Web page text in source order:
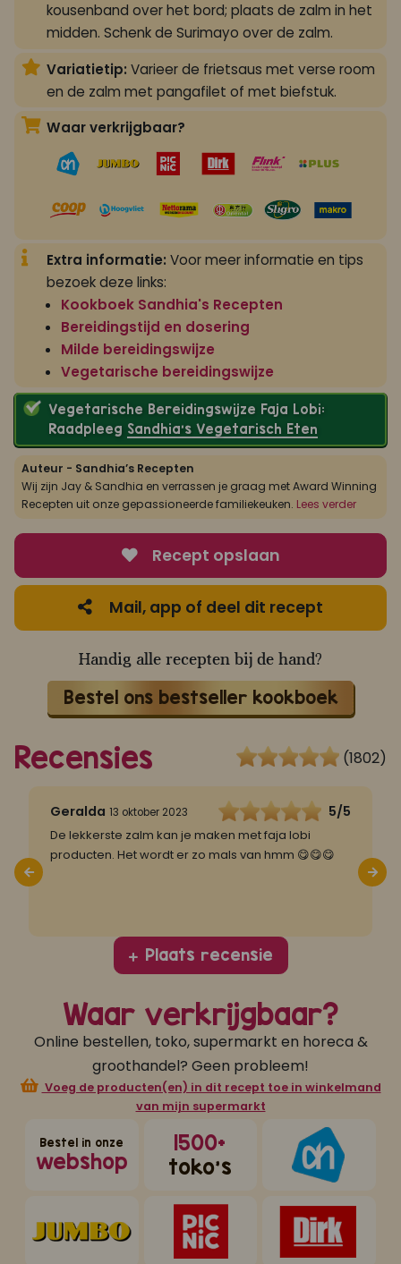
kousenband over het bord; plaats de zalm in het
midden. Schenk de Surimayo over de zalm.
Variatietip: Varieer de frietsaus met verse room
en de zalm met pangafilet of met biefstuk.
Waar verkrijgbaar?
Extra informatie: Voor meer informatie en tips
bezoek deze links:
Kookboek Sandhia's Recepten
Bereidingstijd en dosering
Milde bereidingswijze
Vegetarische bereidingswijze
Vegetarische Bereidingswijze Faja Lobi:
Raadpleeg Sandhia’s Vegetarisch Eten
Auteur - Sandhia’s Recepten
Wij zijn Jay & Sandhia en verrassen je graag met Award Winning
Recepten uit onze gepassioneerde familiekeuken. Lees verder
Recept opslaan
Mail, app of deel dit recept
Handig alle recepten bij de hand?
Bestel ons bestseller kookboek
Recensies (1802)
Geralda 13 oktober 2023 5/5
De lekkerste zalm kan je maken met faja lobi
producten. Het wordt er zo mals van hmm 😋😋😋
Plaats recensie
Waar verkrijgbaar?
Online bestellen, toko, supermarkt en horeca &
groothandel? Geen probleem!
Voeg de producten(en) in dit recept toe in winkelmand
van mijn supermarkt
Bestel in onze
webshop
1500+
toko's